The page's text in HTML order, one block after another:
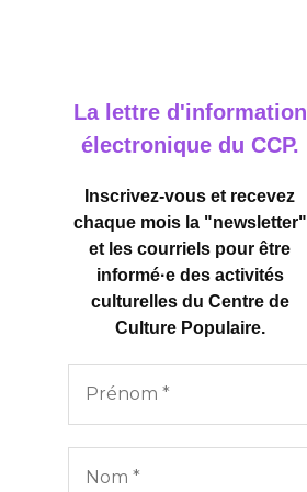
La lettre d'information
électronique du CCP.
Inscrivez-vous et recevez
chaque mois la "newsletter"
et les courriels pour être
informé·e des activités
culturelles du Centre de
Culture Populaire.